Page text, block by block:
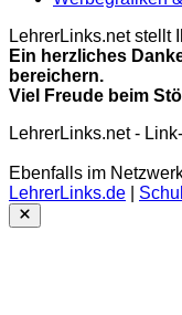
LehrerLinks.net stellt
Ein herzliches
bereichern.
Viel Freude beim
LehrerLinks.net -
Ebenfalls im
LehrerLinks.de
Close